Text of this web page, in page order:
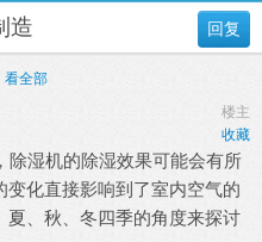
回复
造
看全部
楼主
收藏
除湿机的除湿效果可能会有所
变化直接影响到了室内空气的
夏、秋、冬四季的角度来探讨